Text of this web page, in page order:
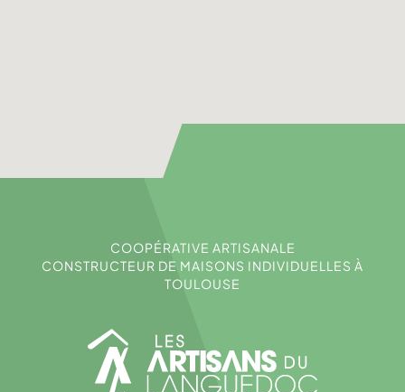
COOPÉRATIVE ARTISANALE
CONSTRUCTEUR DE MAISONS INDIVIDUELLES À
TOULOUSE